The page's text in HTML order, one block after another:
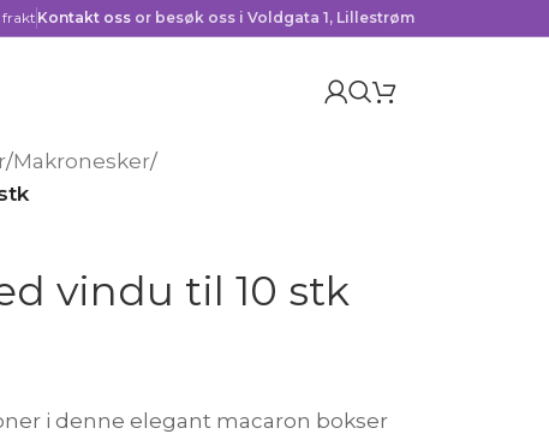
frakt Kontakt oss or besøk oss i Voldgata 1, Lillestrøm
/Makronesker/
vindu til 10 stk
i denne elegant macaron bokser